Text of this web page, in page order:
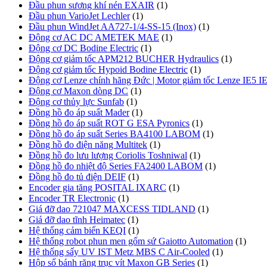
Đầu phun sương khí nén EXAIR (1)
Đầu phun VarioJet Lechler (1)
Đầu phun WindJet AA727-1/4-SS-15 (Inox) (1)
Động cơ AC DC AMETEK MAE (1)
Động cơ DC Bodine Electric (1)
Động cơ giảm tốc APM212 BUCHER Hydraulics (1)
Động cơ giảm tốc Hypoid Bodine Electric (1)
Động cơ Lenze chính hãng Đức | Motor giảm tốc Lenze IE5
Động cơ Maxon dòng DC (1)
Động cơ thủy lực Sunfab (1)
Đồng hồ đo áp suất Mader (1)
Đồng hồ đo áp suất ROT G ESA Pyronics (1)
Đồng hồ đo áp suất Series BA4100 LABOM (1)
Đồng hồ đo điện năng Multitek (1)
Đồng hồ đo lưu lượng Coriolis Toshniwal (1)
Đồng hồ đo nhiệt độ Series FA2400 LABOM (1)
Đồng hồ đo tủ điện DEIF (1)
Encoder gia tăng POSITAL IXARC (1)
Encoder TR Electronic (1)
Giá đỡ dao 721047 MAXCESS TIDLAND (1)
Giá đỡ dao tĩnh Heimatec (1)
Hệ thống cảm biến KEQI (1)
Hệ thống robot phun men gốm sứ Gaiotto Automation (1)
Hệ thống sấy UV IST Metz MBS C Air-Cooled (1)
Hộp số bánh răng trục vít Maxon GB Series (1)